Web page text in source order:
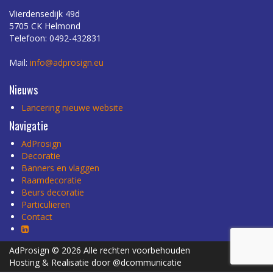
Vlierdensedijk 49d
5705 CK Helmond
Telefoon: 0492-432831
Mail: info@adprosign.eu
Nieuws
Lancering nieuwe website
Navigatie
AdProsign
Decoratie
Banners en vlaggen
Raamdecoratie
Beurs decoratie
Particulieren
Contact
AdProsign © 2026 Alle rechten voorbehouden
Hosting & Realisatie door @dcommunicatie